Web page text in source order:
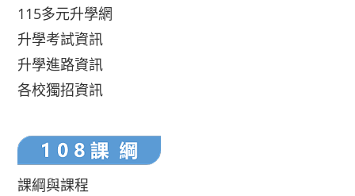
115多元升學網
升學考試資訊
升學進路資訊
各校獨招資訊
課綱與課程